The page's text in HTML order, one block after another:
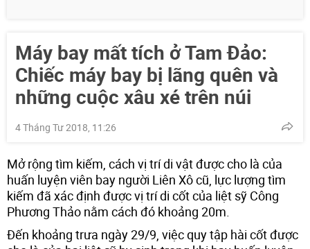
Máy bay mất tích ở Tam Đảo:
Chiếc máy bay bị lãng quên và
những cuộc xâu xé trên núi
4 Tháng Tư 2018, 11:26
Mở rộng tìm kiếm, cách vị trí di vật được cho là của
huấn luyện viên bay người Liên Xô cũ, lực lượng tìm
kiếm đã xác định được vị trí di cốt của liệt sỹ Công
Phương Thảo nằm cách đó khoảng 20m.
Đến khoảng trưa ngày 29/9, việc quy tập hài cốt được